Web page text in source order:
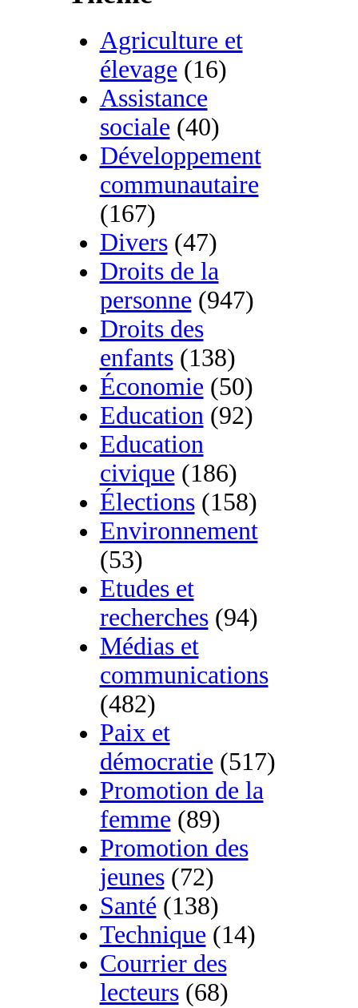
Agriculture et
élevage (16)
Assistance
sociale (40)
Développement
communautaire
(167)
Divers(47)
Droits de la
personne (947)
Droits des
enfants(138)
Économie (50)
Education(92)
Education
civique (186)
Élections(158)
Environnement
(53)
Etudes et
recherches(94)
Médias et
communications
(482)
Paix et
démocratie (517)
Promotion de la
femme (89)
Promotion des
jeunes(72)
Santé (138)
Technique (14)
Courrier des
lecteurs(68)